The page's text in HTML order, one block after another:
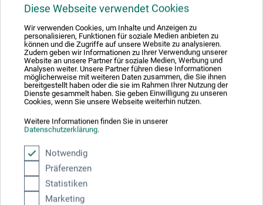
Diese Webseite verwendet Cookies
Wir verwenden Cookies, um Inhalte und Anzeigen zu
personalisieren, Funktionen für soziale Medien anbieten zu
können und die Zugriffe auf unsere Website zu analysieren.
Zudem geben wir Informationen zu Ihrer Verwendung unserer
Website an unsere Partner für soziale Medien, Werbung und
Analysen weiter. Unsere Partner führen diese Informationen
möglicherweise mit weiteren Daten zusammen, die Sie ihnen
bereitgestellt haben oder die sie im Rahmen Ihrer Nutzung der
Dienste gesammelt haben. Sie geben Einwilligung zu unseren
Cookies, wenn Sie unsere Webseite weiterhin nutzen.
Weitere Informationen finden Sie in unserer
Datenschutzerklärung.
Notwendig
Präferenzen
Statistiken
Marketing
DuMont Buchverlag
Ikigai